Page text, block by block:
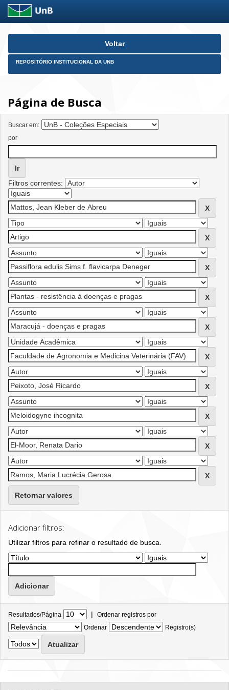
Skip
Voltar
REPOSITÓRIO INSTITUCIONAL DA UNB
Página de Busca
Buscar em:
por
Filtros correntes:
Retornar valores
Adicionar filtros:
Utilizar filtros para refinar o resultado de busca.
Resultados/Página | Ordenar registros por
Ordenar
Registro(s)